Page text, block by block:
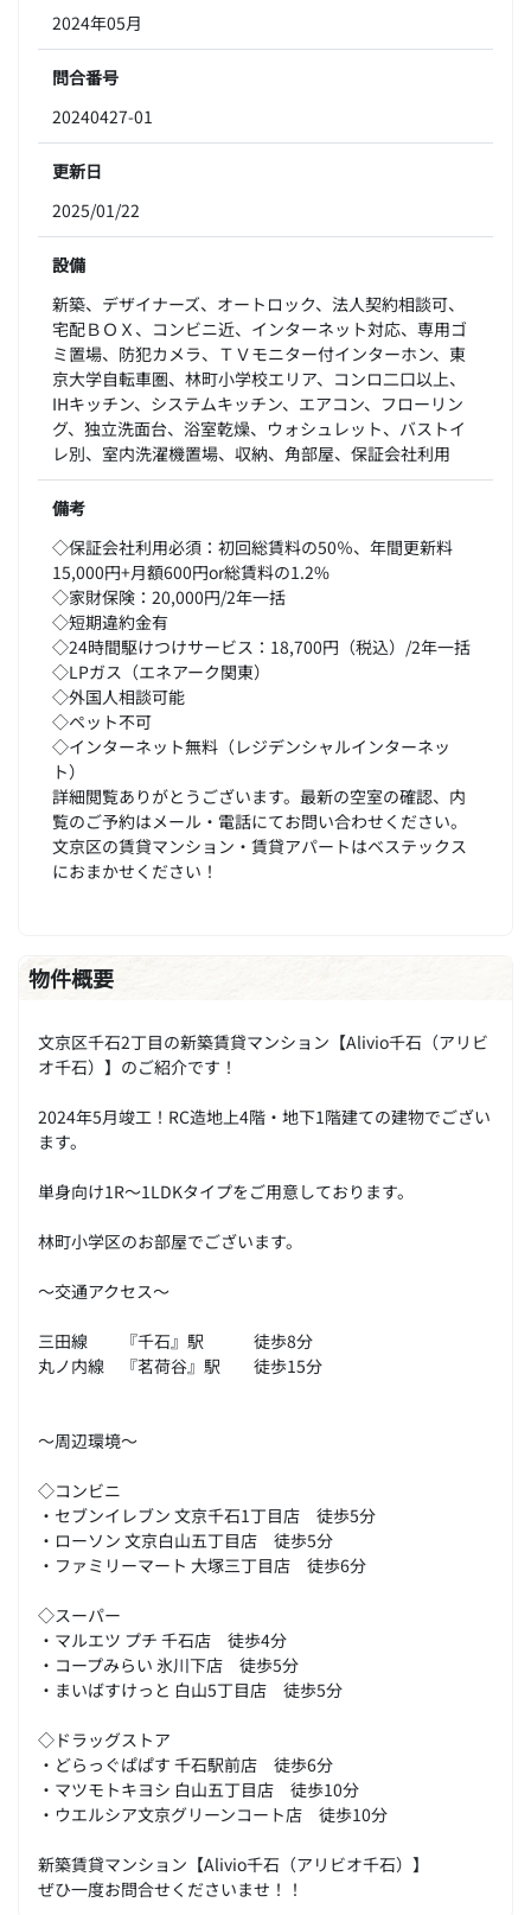
2024年05月
問合番号
20240427-01
更新日
2025/01/22
設備
新築、デザイナーズ、オートロック、法人契約相談可、
宅配ＢＯＸ、コンビニ近、インターネット対応、専用ゴ
ミ置場、防犯カメラ、ＴＶモニター付インターホン、東
京大学自転車圏、林町小学校エリア、コンロ二口以上、
IHキッチン、システムキッチン、エアコン、フローリン
グ、独立洗面台、浴室乾燥、ウォシュレット、バストイ
レ別、室内洗濯機置場、収納、角部屋、保証会社利用
備考
◇保証会社利用必須：初回総賃料の50％、年間更新料
15,000円+月額600円or総賃料の1.2%
◇家財保険：20,000円/2年一括
◇短期違約金有
◇24時間駆けつけサービス：18,700円（税込）/2年一括
◇LPガス（エネアーク関東）
◇外国人相談可能
◇ペット不可
◇インターネット無料（レジデンシャルインターネッ
ト）
詳細閲覧ありがとうございます。最新の空室の確認、内
覧のご予約はメール・電話にてお問い合わせください。
文京区の賃貸マンション・賃貸アパートはベステックス
におまかせください！
物件概要
文京区千石2丁目の新築賃貸マンション【Alivio千石（アリビ
オ千石）】のご紹介です！
2024年5月竣工！RC造地上4階・地下1階建ての建物でござい
ます。
単身向け1R～1LDKタイプをご用意しております。
林町小学区のお部屋でございます。
～交通アクセス～
三田線 『千石』駅 徒歩8分
丸ノ内線 『茗荷谷』駅 徒歩15分
～周辺環境～
◇コンビニ
・セブンイレブン 文京千石1丁目店 徒歩5分
・ローソン 文京白山五丁目店 徒歩5分
・ファミリーマート 大塚三丁目店 徒歩6分
◇スーパー
・マルエツ プチ 千石店 徒歩4分
・コープみらい 氷川下店 徒歩5分
・まいばすけっと 白山5丁目店 徒歩5分
◇ドラッグストア
・どらっぐぱぱす 千石駅前店 徒歩6分
・マツモトキヨシ 白山五丁目店 徒歩10分
・ウエルシア文京グリーンコート店 徒歩10分
新築賃貸マンション【Alivio千石（アリビオ千石）】
ぜひ一度お問合せくださいませ！！